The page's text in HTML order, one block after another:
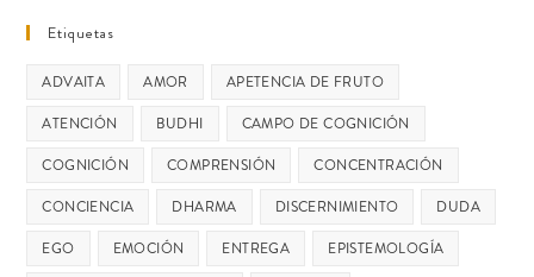
Etiquetas
ADVAITA AMOR
APETENCIA DE FRUTO
ATENCIÓN
BUDHI
CAMPO DE COGNICIÓN
COGNICIÓN
COMPRENSIÓN
CONCENTRACIÓN
CONCIENCIA
DHARMA DISCERNIMIENTO
DUDA
EGO
EMOCIÓN ENTREGA
EPISTEMOLOGÍA